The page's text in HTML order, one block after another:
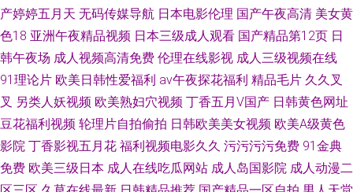
产婷婷五月天 无码传媒导航 日本电影伦理 国产午夜高清 美女黄
色18 亚洲午夜精品视频 日本三级成人观看 国产精品第12页 日
韩午夜场 成人视频高清免费 伦理在线影视 成人三级视频在线
91理论片 欧美日韩性爱福利 av午夜探花福利 精品毛片 久久叉
叉 另类人妖视频 欧美熟妇穴视频 丁香五月V国产 日韩黄色网址
豆花福利视频 轮理片自拍偷拍 日韩欧美美女视频 欧美A级黄色
影院 丁香影视五月花 福利视频电影久久 污污污污免费 91金典
免费 欧美三级日本 成人在线吃瓜网站 成人岛国影院 成人动漫二